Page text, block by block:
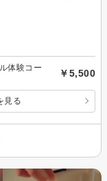
体験コー
￥5,500
見る